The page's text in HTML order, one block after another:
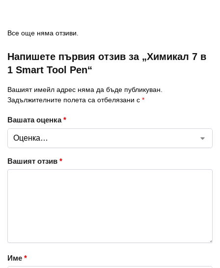
Все още няма отзиви.
Напишете първия отзив за „Химикал 7 в
1 Smart Tool Pen“
Вашият имейл адрес няма да бъде публикуван.
Задължителните полета са отбелязани с *
Вашата оценка*
Вашият отзив *
Име *